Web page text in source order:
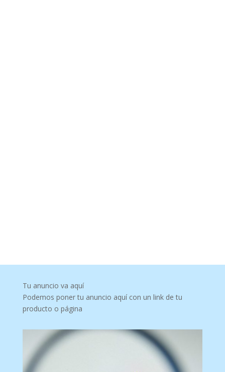
Tu anuncio va aquí
Podemos poner tu anuncio aquí con un link de tu
producto o página